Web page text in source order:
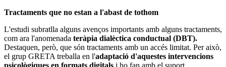
Tractaments que no estan a l'abast de tothom
L'estudi subratlla alguns avenços importants amb alguns tractaments,
com ara l'anomenada teràpia dialèctica conductual (DBT).
Destaquen, però, que són tractaments amb un accés limitat. Per això,
el grup GRETA treballa en l'adaptació d'aquestes intervencions
psicològiques en formats digitals i ho fan amb el suport